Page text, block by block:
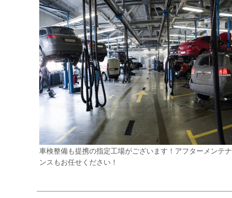
車検整備も提携の指定工場がございます！アフターメンテナ
ンスもお任せください！